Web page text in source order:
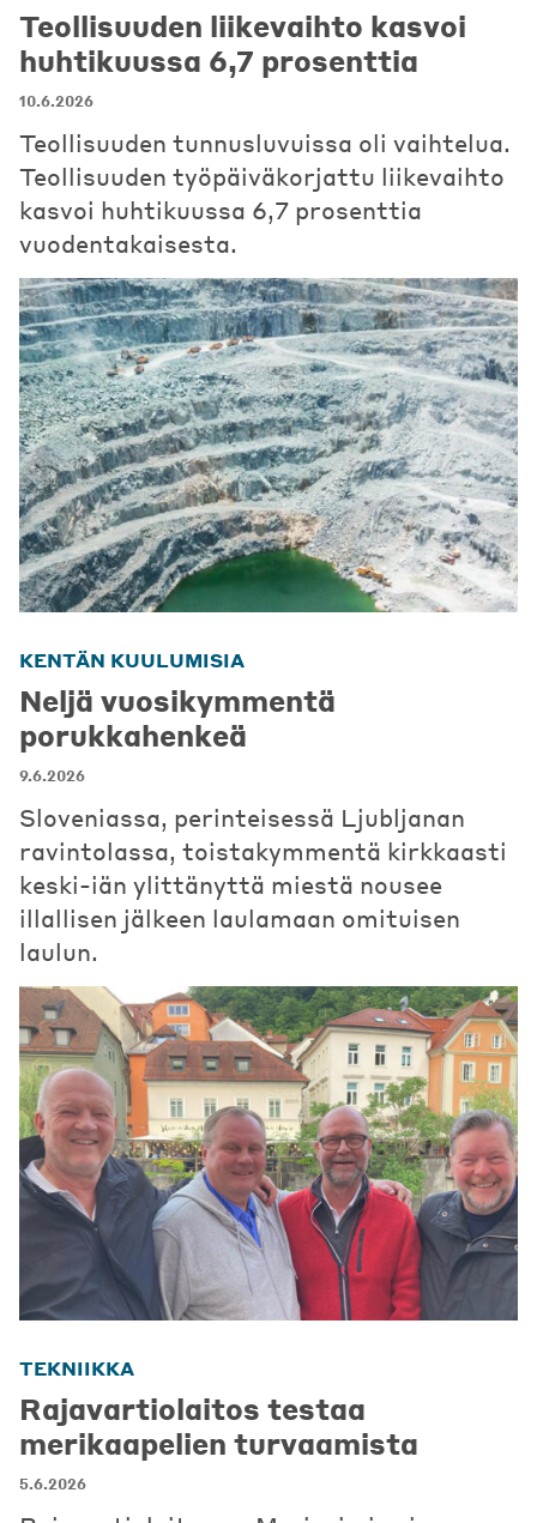
Teollisuuden liikevaihto kasvoi
huhtikuussa 6,7 prosenttia
10.6.2026
Teollisuuden tunnusluvuissa oli vaihtelua.
Teollisuuden työpäiväkorjattu liikevaihto
kasvoi huhtikuussa 6,7 prosenttia
vuodentakaisesta.
KENTÄN KUULUMISIA
Neljä vuosikymmentä
porukkahenkeä
9.6.2026
Sloveniassa, perinteisessä Ljubljanan
ravintolassa, toistakymmentä kirkkaasti
keski-iän ylittänyttä miestä nousee
illallisen jälkeen laulamaan omituisen
laulun.
TEKNIIKKA
Rajavartiolaitos testaa
merikaapelien turvaamista
5.6.2026